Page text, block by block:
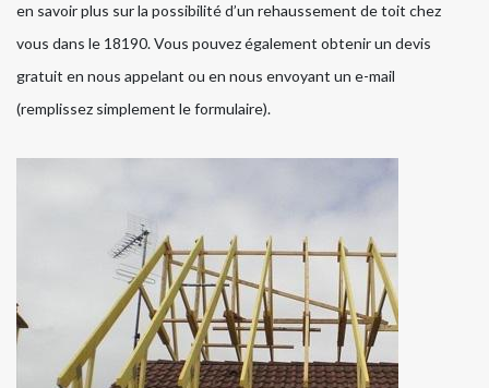
en savoir plus sur la possibilité d’un rehaussement de toit chez
vous dans le 18190. Vous pouvez également obtenir un devis
gratuit en nous appelant ou en nous envoyant un e-mail
(remplissez simplement le formulaire).